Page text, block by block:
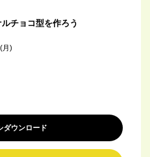
チョコ型を作ろう
月)
ダウンロード